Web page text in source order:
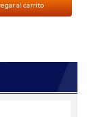
al carrito